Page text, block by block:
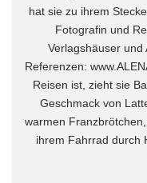
hat sie zu ihrem
Fotografin und
Verlagshäuser
Referenzen:
Reisen ist, zieht sie
Geschmack von
warmen
ihrem Fahrrad durch